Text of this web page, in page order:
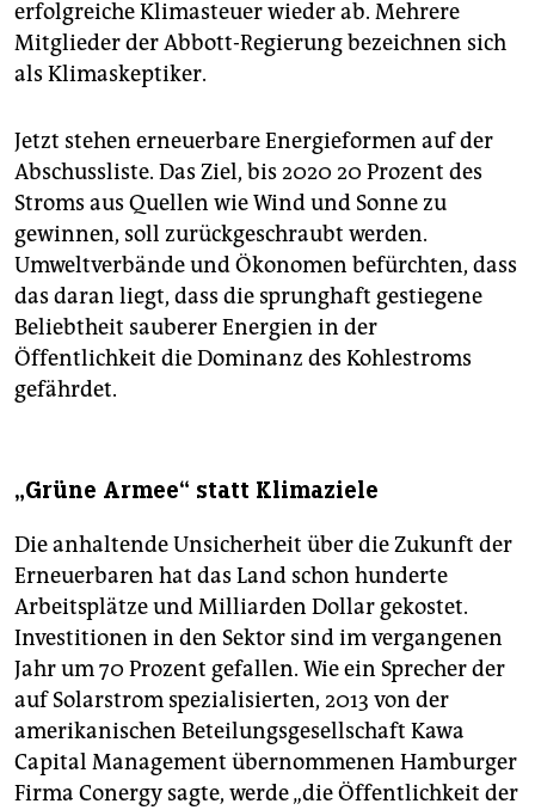
erfolgreiche Klimasteuer wieder ab. Mehrere
Mitglieder der Abbott-Regierung bezeichnen sich
als Klimaskeptiker.
Jetzt stehen erneuerbare Energieformen auf der
Abschussliste. Das Ziel, bis 2020 20 Prozent des
Stroms aus Quellen wie Wind und Sonne zu
gewinnen, soll zurückgeschraubt werden.
Umweltverbände und Ökonomen befürchten, dass
das daran liegt, dass die sprunghaft gestiegene
Beliebtheit sauberer Energien in der
Öffentlichkeit die Dominanz des Kohlestroms
gefährdet.
„Grüne Armee“ statt Klimaziele
Die anhaltende Unsicherheit über die Zukunft der
Erneuerbaren hat das Land schon hunderte
Arbeitsplätze und Milliarden Dollar gekostet.
Investitionen in den Sektor sind im vergangenen
Jahr um 70 Prozent gefallen. Wie ein Sprecher der
auf Solarstrom spezialisierten, 2013 von der
amerikanischen Beteilungsgesellschaft Kawa
Capital Management übernommenen Hamburger
Firma Conergy sagte, werde „die Öffentlichkeit der